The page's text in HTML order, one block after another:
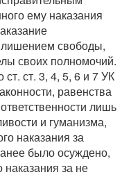
ему наказания
свободы,
своих полномочий.
ст. 3, 4, 5, 6 и 7 УК
равенства
лишь
и гуманизма,
наказания за
было осуждено,
наказания за не